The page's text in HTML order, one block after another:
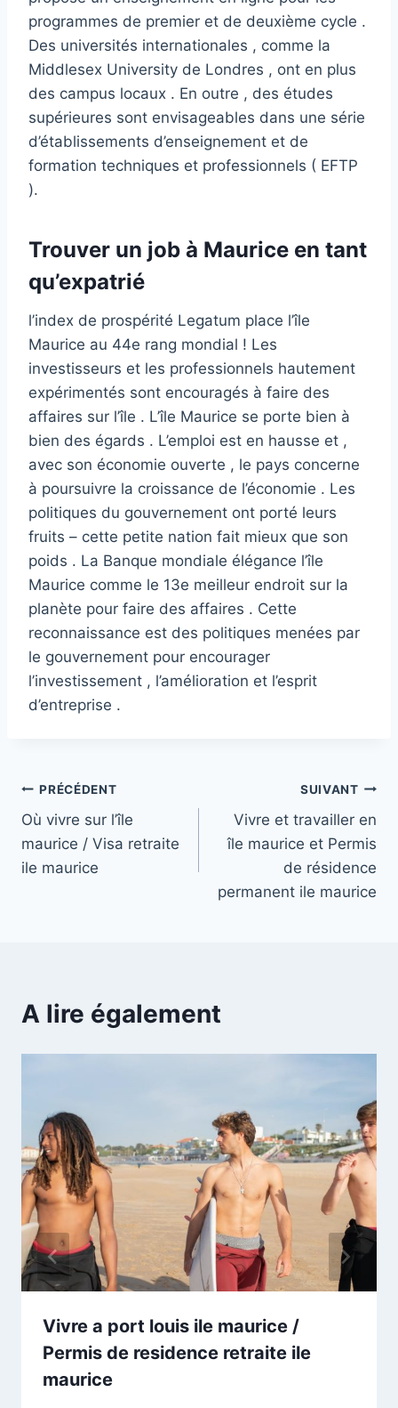
programmes de premier et de deuxième cycle .
Des universités internationales , comme la
Middlesex University de Londres , ont en plus
des campus locaux . En outre , des études
supérieures sont envisageables dans une série
d’établissements d’enseignement et de
formation techniques et professionnels ( EFTP
).
Trouver un job à Maurice en tant
qu’expatrié
l’index de prospérité Legatum place l’île
Maurice au 44e rang mondial ! Les
investisseurs et les professionnels hautement
expérimentés sont encouragés à faire des
affaires sur l’île . L’île Maurice se porte bien à
bien des égards . L’emploi est en hausse et ,
avec son économie ouverte , le pays concerne
à poursuivre la croissance de l’économie . Les
politiques du gouvernement ont porté leurs
fruits – cette petite nation fait mieux que son
poids . La Banque mondiale élégance l’île
Maurice comme le 13e meilleur endroit sur la
planète pour faire des affaires . Cette
reconnaissance est des politiques menées par
le gouvernement pour encourager
l’investissement , l’amélioration et l’esprit
d’entreprise .
Navigation
de
l’article
PRÉCÉDENT
Où vivre sur l’île
maurice / Visa retraite
ile maurice
SUIVANT
Vivre et travailler en
île maurice et Permis
de résidence
permanent ile maurice
A lire également
Vivre a port louis ile maurice /
Permis de residence retraite ile
maurice